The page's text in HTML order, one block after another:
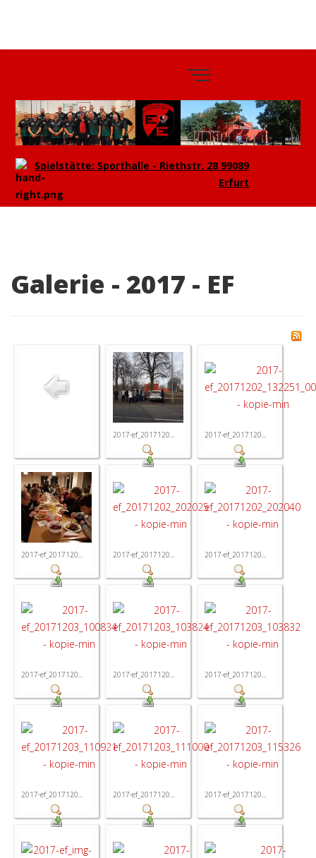
Spielstätte: Sporthalle - Riethstr. 28 99089
Erfurt
Galerie - 2017 - EF
2017-ef_2017120... 2017-ef_2017120...
2017-ef_2017120... 2017-ef_2017120... 2017-ef_2017120...
2017-ef_2017120... 2017-ef_2017120... 2017-ef_2017120...
2017-ef_2017120... 2017-ef_2017120... 2017-ef_2017120...